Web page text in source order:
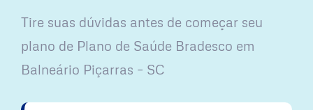
Tire suas dúvidas antes de começar seu
plano ​de Plano de Saúde Bradesco em
Balneário Piçarras – SC